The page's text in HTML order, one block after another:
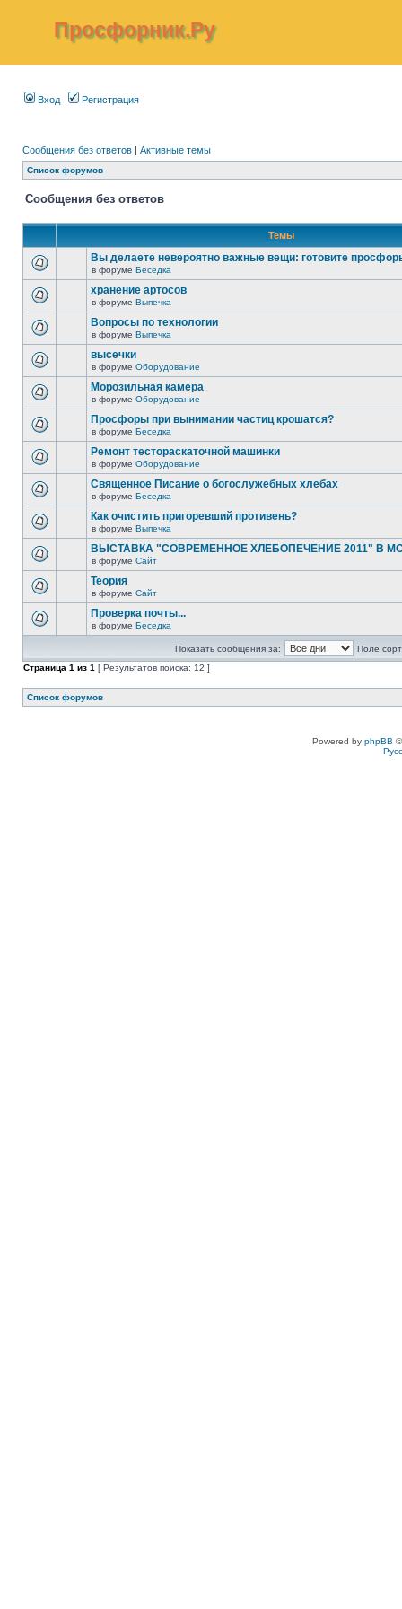
Просфорник.Ру
Вход Регистрация
Сообщения без ответов | Активные темы
Список форумов
Сообщения без ответов
Темы
Вы делаете невероятно важные вещи: готовите
в форуме Беседка
хранение артосов
в форуме Выпечка
Вопросы по технологии
в форуме Выпечка
высечки
в форуме Оборудование
Морозильная камера
в форуме Оборудование
Просфоры при вынимании частиц крошатся?
в форуме Беседка
Ремонт тестораскаточной машинки
в форуме Оборудование
Священное Писание о богослужебных хлебах
в форуме Беседка
Как очистить пригоревший противень?
в форуме Выпечка
ВЫСТАВКА "СОВРЕМЕННОЕ ХЛЕБОПЕЧЕНИЕ 2011" В
в форуме Сайт
Теория
в форуме Сайт
Проверка почты...
в форуме Беседка
Показать сообщения за:
Поле
Страница 1 из 1 [ Результатов поиска: 12 ]
Список форумов
Powered by phpBB